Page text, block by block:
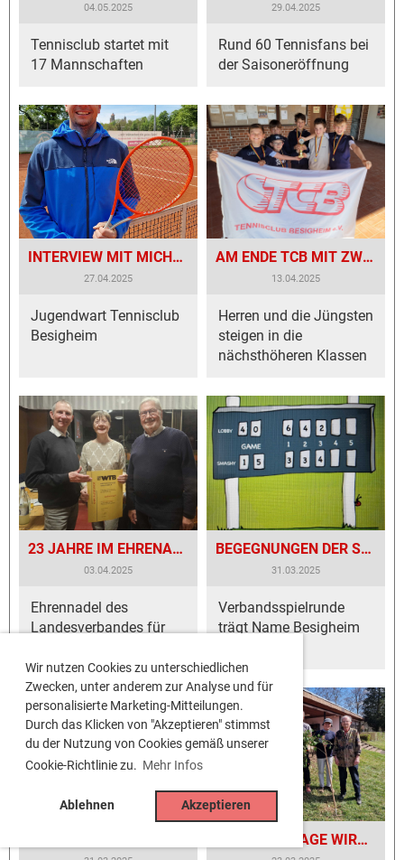
Wir nutzen Cookies zu unterschiedlichen
Zwecken, unter anderem zur Analyse und für
personalisierte Marketing-Mitteilungen.
Durch das Klicken von "Akzeptieren" stimmst
du der Nutzung von Cookies gemäß unserer
Cookie-Richtlinie zu. Mehr Infos
Ablehnen Akzeptieren
04.05.2025
Tennisclub startet mit
17 Mannschaften
29.04.2025
Rund 60 Tennisfans bei
der Saisoneröffnung
INTERVIEW MIT MICHAEL HERBST (M.H.)
27.04.2025
Jugendwart Tennisclub
Besigheim
AM ENDE TCB MIT ZWEI AUFSTIEGEN DABEI
13.04.2025
Herren und die Jüngsten
steigen in die
nächsthöheren Klassen
23 JAHRE IM EHRENAMTLICHEN DAUEREINSATZ FÜR DEN TENNISCLUB BESIGHEIM
03.04.2025
Ehrennadel des
Landesverbandes für
BEGEGNUNGEN DER SOMMERSAISON STEHEN FEST
31.03.2025
Verbandsspielrunde
trägt Name Besigheim
TENNIS-ANLAGE WIRD AUF VORDERMANN GEBRACHT!